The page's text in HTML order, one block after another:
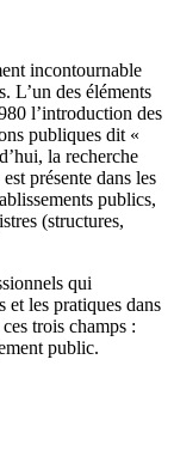
incontournable
L’un des éléments
l’introduction des
publiques dit «
la recherche
présente dans les
publics,
(structures,
qui
et les pratiques dans
trois champs :
public.